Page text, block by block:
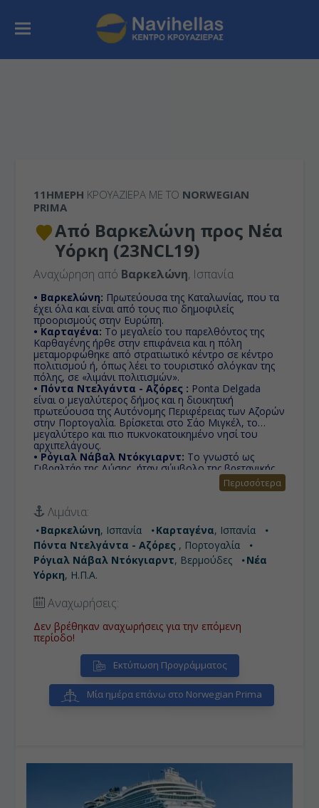
11ΉΜΕΡΗ ΚΡΟΥΑΖΙΕΡΑ ΜΕ ΤΟ NORWEGIAN
PRIMA
Από Βαρκελώνη προς Νέα
Υόρκη (23NCL19)
Αναχώρηση από Βαρκελώνη, Ισπανία
• Βαρκελώνη: Πρωτεύουσα της Καταλωνίας, που τα
έχει όλα και είναι από τους πιο δημοφιλείς
προορισμούς στην Ευρώπη.
• Καρταγένα: Το μεγαλείο του παρελθόντος της
Καρθαγένης ήρθε στην επιφάνεια και η πόλη
μεταμορφώθηκε από στρατιωτικό κέντρο σε κέντρο
πολιτισμού ή, όπως λέει το τουριστικό σλόγκαν της
πόλης, σε «λιμάνι πολιτισμών».
• Πόντα Ντελγάντα - Αζόρες : Ponta Delgada
είναι ο μεγαλύτερος δήμος και η διοικητική
πρωτεύουσα της Αυτόνομης Περιφέρειας των Αζορών
στην Πορτογαλία. Βρίσκεται στο Σάο Μιγκέλ, τo
μεγαλύτερo και πιο πυκνοκατοικημένo νησί του
αρχιπελάγους.
• Ρόγιαλ Νάβαλ Ντόκγιαρντ: Το γνωστό ως
Γιβραλτάρ της Δύσης, ήταν σύμβολο της βρετανικής
στρατιωτικής εξουσίας για περισσότερα από 150
χρόνια. Σήμερα, είναι ένα από τα πιο δημοφιλή
σημεία για τους επισκέπτες της Βερμούδας,
διαθέτοντας τη μεγαλύτερη προβλήτα
κρουαζιερόπλοιων του νησιού και πολλά εστιατόρια,
καταστήματα και αξιοθέατα.
• Νέα Υόρκη:Γνωστή πλεόν και ως η πόλη που ποτέ
δεν κοιμάται...η Νέα Υόρκη έχει τα πάντα.
Περισσότερα
Λιμάνια:
Βαρκελώνη, Ισπανία Καρταγένα, Ισπανία
Πόντα Ντελγάντα - Αζόρες , Πορτογαλία
Ρόγιαλ Νάβαλ Ντόκγιαρντ, Βερμούδες
Νέα
Υόρκη, Η.Π.Α.
Αναχωρήσεις:
Δεν βρέθηκαν αναχωρήσεις για την επόμενη
περίοδο!
Εκτύπωση Προγράμματος
Μία ημέρα επάνω στο Norwegian Prima